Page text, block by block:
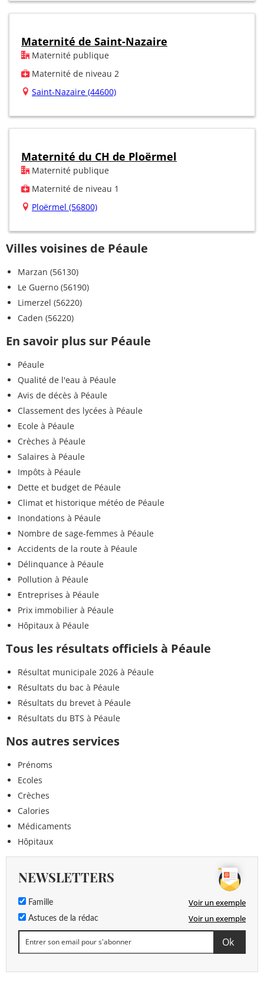
Maternité de Saint-Nazaire
Maternité publique
Maternité de niveau 2
Saint-Nazaire (44600)
Maternité du CH de Ploërmel
Maternité publique
Maternité de niveau 1
Ploërmel (56800)
Villes voisines de Péaule
Marzan (56130)
Le Guerno (56190)
Limerzel (56220)
Caden (56220)
En savoir plus sur Péaule
Péaule
Qualité de l'eau à Péaule
Avis de décès à Péaule
Classement des lycées à Péaule
Ecole à Péaule
Crèches à Péaule
Salaires à Péaule
Impôts à Péaule
Dette et budget de Péaule
Climat et historique météo de Péaule
Inondations à Péaule
Nombre de sage-femmes à Péaule
Accidents de la route à Péaule
Délinquance à Péaule
Pollution à Péaule
Entreprises à Péaule
Prix immobilier à Péaule
Hôpitaux à Péaule
Tous les résultats officiels à Péaule
Résultat municipale 2026 à Péaule
Résultats du bac à Péaule
Résultats du brevet à Péaule
Résultats du BTS à Péaule
Nos autres services
Prénoms
Ecoles
Crèches
Calories
Médicaments
Hôpitaux
NEWSLETTERS
Famille Voir un exemple
Astuces de la rédac Voir un exemple